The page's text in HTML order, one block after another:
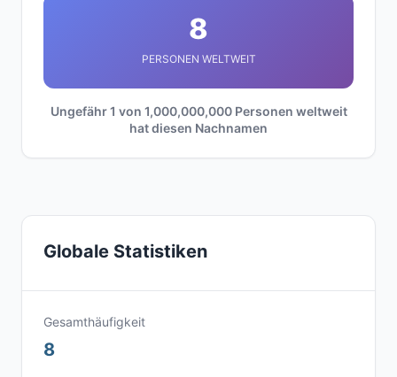
8
PERSONEN WELTWEIT
Ungefähr 1 von 1,000,000,000 Personen weltweit
hat diesen Nachnamen
Globale Statistiken
Gesamthäufigkeit
8